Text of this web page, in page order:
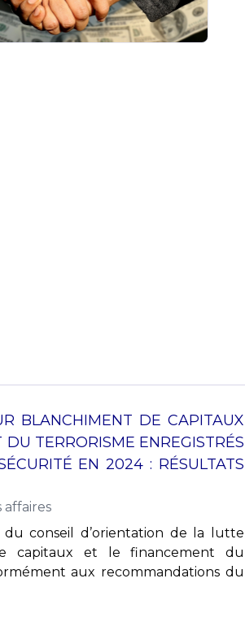
BLANCHIMENT DE CAPITAUX
TERRORISME ENREGISTRÉS
EN 2024 : RÉSULTATS
affaires
conseil d’orientation de la lutte
capitaux et le financement du
aux recommandations du